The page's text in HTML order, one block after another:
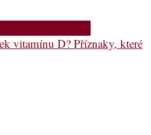
vitamínu D? Příznaky, které